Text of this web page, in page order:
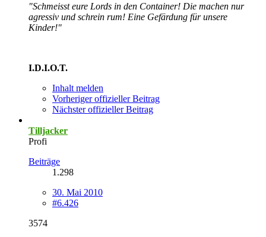
"Schmeisst eure Lords in den Container! Die machen nur
agressiv und schrein rum! Eine Gefärdung für unsere
Kinder!"
I.D.I.O.T.
Inhalt melden
Vorheriger offizieller Beitrag
Nächster offizieller Beitrag
Tilljacker
Profi
Beiträge
1.298
30. Mai 2010
#6.426
3574